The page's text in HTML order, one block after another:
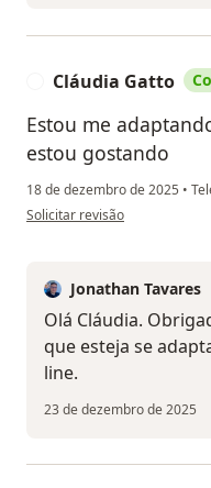
Cláudia Gatto
Estou me
estou gostando
18 de dezembro de 2025 •
na opinião do utilizador
Solicitar revisão
Jonathan Tavares
Olá Cláudia.
que esteja se
line.
23 de dezembro de 2025